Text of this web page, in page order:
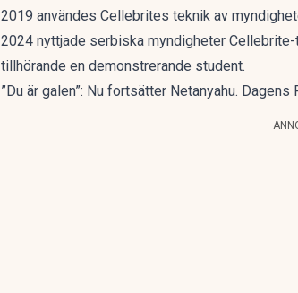
2019 användes Cellebrites teknik av
2024 nyttjade serbiska myndigheter
tillhörande en demonstrerande student.
”Du är galen”: Nu fortsätter Netanyahu. Dagens